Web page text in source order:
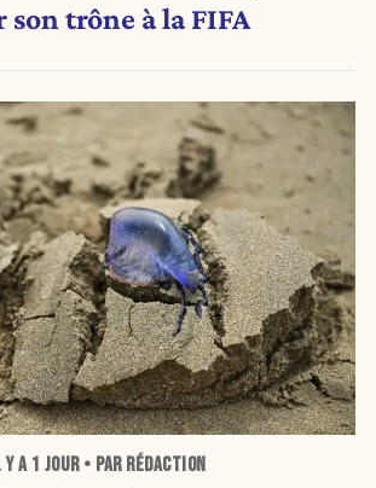
son trône à la FIFA
Y A 1 JOUR• PAR RÉDACTION